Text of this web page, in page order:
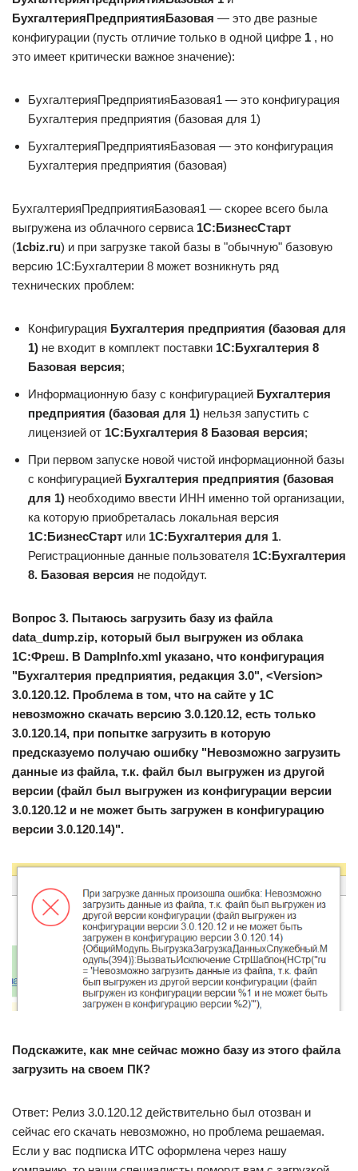
БухгалтерияПредприятияБазовая — это две разные
конфигурации (пусть отличие только в одной цифре 1 , но
это имеет критически важное значение):
БухгалтерияПредприятияБазовая1 — это конфигурация
Бухгалтерия предприятия (базовая для 1)
БухгалтерияПредприятияБазовая — это конфигурация
Бухгалтерия предприятия (базовая)
БухгалтерияПредприятияБазовая1 — скорее всего была
выгружена из облачного сервиса 1С:БизнесСтарт
(1cbiz.ru) и при загрузке такой базы в "обычную" базовую
версию 1С:Бухгалтерии 8 может возникнуть ряд
технических проблем:
Конфигурация Бухгалтерия предприятия (базовая для
1) не входит в комплект поставки 1С:Бухгалтерия 8
Базовая версия;
Информационную базу с конфигурацией Бухгалтерия
предприятия (базовая для 1) нельзя запустить с
лицензией от 1С:Бухгалтерия 8 Базовая версия;
При первом запуске новой чистой информационной базы
с конфигурацией Бухгалтерия предприятия (базовая
для 1) необходимо ввести ИНН именно той организации,
ка которую приобреталась локальная версия
1С:БизнесСтарт или 1С:Бухгалтерия для 1.
Регистрационные данные пользователя 1С:Бухгалтерия
8. Базовая версия не подойдут.
Вопрос 3. Пытаюсь загрузить базу из файла
data_dump.zip, который был выгружен из облака
1С:Фреш. В DampInfo.xml указано, что конфигурация
"Бухгалтерия предприятия, редакция 3.0", <Version>
3.0.120.12. Проблема в том, что на сайте у 1С
невозможно скачать версию 3.0.120.12, есть только
3.0.120.14, при попытке загрузить в которую
предсказуемо получаю ошибку "Невозможно загрузить
данные из файла, т.к. файл был выгружен из другой
версии (файл был выгружен из конфигурации версии
3.0.120.12 и не может быть загружен в конфигурацию
версии 3.0.120.14)".
Подскажите, как мне сейчас можно базу из этого файла
загрузить на своем ПК?
Ответ: Релиз 3.0.120.12 действительно был отозван и
сейчас его скачать невозможно, но проблема решаемая.
Если у вас подписка ИТС оформлена через нашу